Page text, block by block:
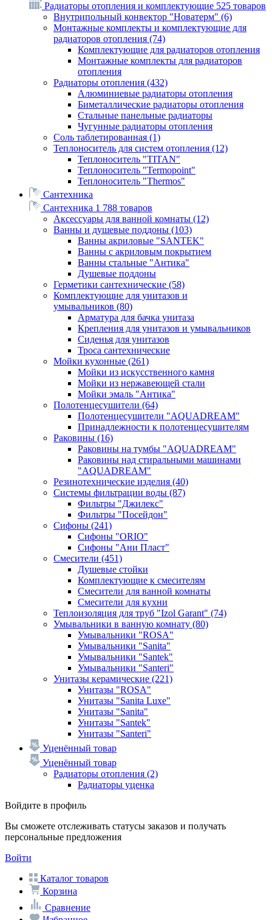
Радиаторы отопления и комплектующие 525 товаров
Внутрипольный конвектор "Новатерм" (6)
Монтажные комплекты и комплектующие для
радиаторов отопления (74)
Комплектующие для радиаторов отопления
Монтажные комплекты для радиаторов
отопления
Радиаторы отопления (432)
Алюминиевые радиаторы отопления
Биметаллические радиаторы отопления
Стальные панельные радиаторы
Чугунные радиаторы отопления
Соль таблетированная (1)
Теплоноситель для систем отопления (12)
Теплоноситель "TITAN"
Теплоноситель "Termopoint"
Теплоноситель "Thermos"
Сантехника
Сантехника 1 788 товаров
Аксессуары для ванной комнаты (12)
Ванны и душевые поддоны (103)
Ванны акриловые "SANTEK"
Ванны с акриловым покрытием
Ванны стальные "Антика"
Душевые поддоны
Герметики сантехнические (58)
Комплектующие для унитазов и
умывальников (80)
Арматура для бачка унитаза
Крепления для унитазов и умывальников
Сиденья для унитазов
Троса сантехнические
Мойки кухонные (261)
Мойки из искусственного камня
Мойки из нержавеющей стали
Мойки эмаль "Антика"
Полотенцесушители (64)
Полотенцесушители "AQUADREAM"
Принадлежности к полотенцесушителям
Раковины (16)
Раковины на тумбы "AQUADREAM"
Раковины над стиральными машинами
"AQUADREAM"
Резинотехнические изделия (40)
Системы фильтрации воды (87)
Фильтры "Джилекс"
Фильтры "Посейдон"
Сифоны (241)
Сифоны "ORIO"
Сифоны "Ани Пласт"
Смесители (451)
Душевые стойки
Комплектующие к смесителям
Смесители для ванной комнаты
Смесители для кухни
Теплоизоляция для труб "Izol Garant" (74)
Умывальники в ванную комнату (80)
Умывальники "ROSA"
Умывальники "Sanita"
Умывальники "Santek"
Умывальники "Santeri"
Унитазы керамические (221)
Унитазы "ROSA"
Унитазы "Sanita Luxe"
Унитазы "Sanita"
Унитазы "Santek"
Унитазы "Santeri"
Уценённый товар
Уценённый товар
Радиаторы отопления (2)
Радиаторы уценка
Войдите в профиль
Вы сможете отслеживать статусы заказов и получать
персональные предложения
Войти
Каталог товаров
Корзина
Сравнение